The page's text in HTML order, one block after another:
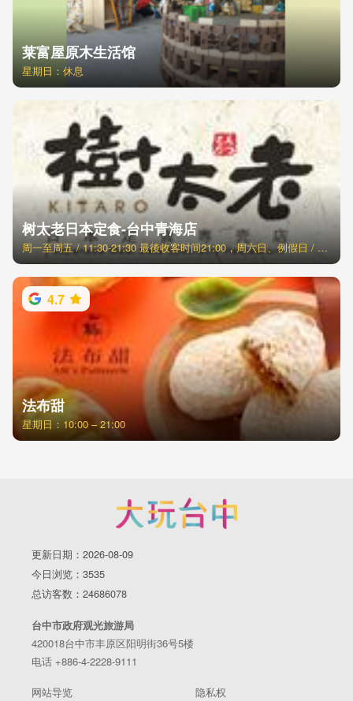
莱富屋原木生活馆
星期日：休息
树太老日本定食-台中青海店
周一至周五 / 11:30-21:30 最後收客时间21:00，周六日、例假日 / 11:00-21:30 最後收客时间21:00
4.7
法布甜
星期日：10:00 – 21:00
更新日期：2026-08-09
今日浏览：3535
总访客数：24686078
台中市政府观光旅游局
420018台中市丰原区阳明街36号5楼
电话 +886-4-2228-9111
网站导览 隐私权